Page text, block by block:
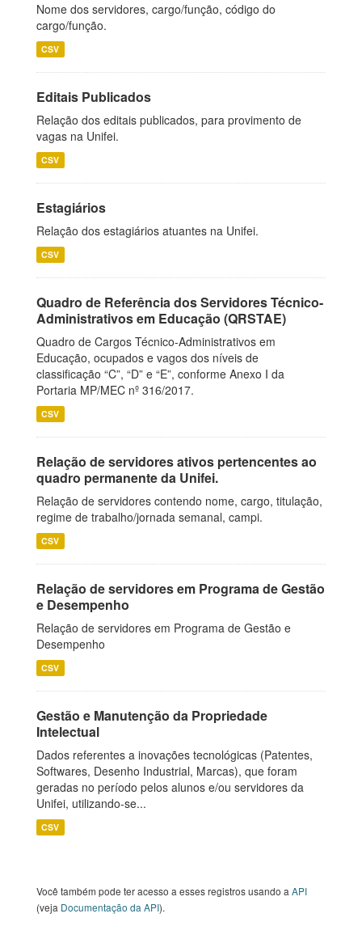
Nome dos servidores, cargo/função, código do
cargo/função.
CSV
Editais Publicados
Relação dos editais publicados, para provimento de
vagas na Unifei.
CSV
Estagiários
Relação dos estagiários atuantes na Unifei.
CSV
Quadro de Referência dos Servidores Técnico-
Administrativos em Educação (QRSTAE)
Quadro de Cargos Técnico-Administrativos em
Educação, ocupados e vagos dos níveis de
classificação “C”, “D” e “E”, conforme Anexo I da
Portaria MP/MEC nº 316/2017.
CSV
Relação de servidores ativos pertencentes ao
quadro permanente da Unifei.
Relação de servidores contendo nome, cargo, titulação,
regime de trabalho/jornada semanal, campi.
CSV
Relação de servidores em Programa de Gestão
e Desempenho
Relação de servidores em Programa de Gestão e
Desempenho
CSV
Gestão e Manutenção da Propriedade
Intelectual
Dados referentes a inovações tecnológicas (Patentes,
Softwares, Desenho Industrial, Marcas), que foram
geradas no período pelos alunos e/ou servidores da
Unifei, utilizando-se...
CSV
Você também pode ter acesso a esses registros usando a API
(veja Documentação da API).